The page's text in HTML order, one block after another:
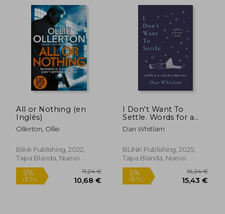
All or Nothing (en
Inglés)
Ollerton, Ollie
Blink Publishing, 2022,
Tapa Blanda, Nuevo
I Don't Want To
Settle. Words for a
lost generation (en
Inglés)
Dan Whitlam
BLINK Publishing, 2025,
Tapa Blanda, Nuevo